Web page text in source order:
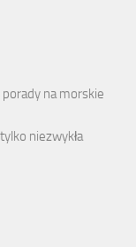
na morskie
niezwykła